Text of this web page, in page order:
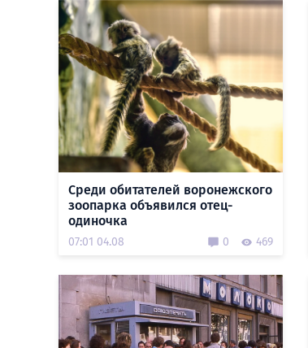
Среди обитателей воронежского
зоопарка объявился отец-
одиночка
07:01 04.08 0 469